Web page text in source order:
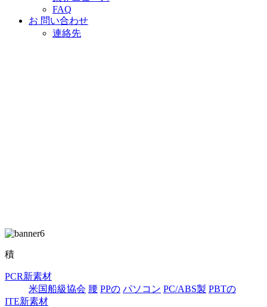
FAQ
お 問い合わせ
連絡先
積
PCR新素材
米国船級協会 腰 PPの パソコン PC/ABS製 PBTの
ITE新素材